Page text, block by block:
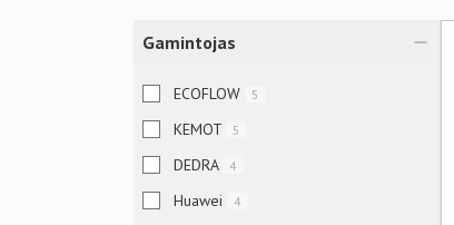
Gamintojas
ECOFLOW 5
KEMOT 5
DEDRA 4
Huawei 4